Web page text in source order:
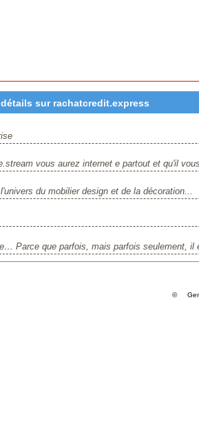
sur rachatcredit.express
vous aurez internet e partout et qu'il
du mobilier design et de la décoration...
Parce que parfois, mais parfois seulement, il
©